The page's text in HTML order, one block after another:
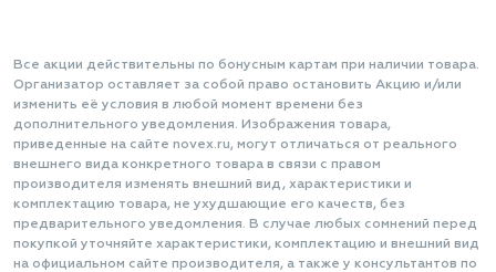
Все акции действительны по бонусным картам при наличии товара.
Организатор оставляет за собой право остановить Акцию и/или
изменить её условия в любой момент времени без
дополнительного уведомления. Изображения товара,
приведенные на сайте novex.ru, могут отличаться от реального
внешнего вида конкретного товара в связи с правом
производителя изменять внешний вид, характеристики и
комплектацию товара, не ухудшающие его качеств, без
предварительного уведомления. В случае любых сомнений перед
покупкой уточняйте характеристики, комплектацию и внешний вид
на официальном сайте производителя, а также у консультантов по